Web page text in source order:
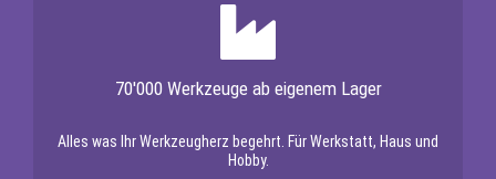
70'000 Werkzeuge ab eigenem Lager
Alles was Ihr Werkzeugherz begehrt. Für Werkstatt, Haus und
Hobby.